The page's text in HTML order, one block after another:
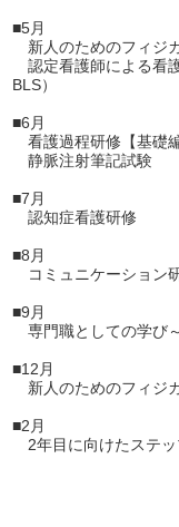
■5月
新人のためのフィジ
認定看護師による看
BLS）
■6月
看護過程研修【基礎編
静脈注射筆記試験
■7月
認知症看護研修
■8月
コミュニケーション
■9月
専門職としての学び
■12月
新人のためのフィジ
■2月
2年目に向けたステ